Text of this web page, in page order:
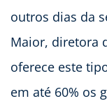
outros dias da
Maior, diretora
oferece este
em até 60% os